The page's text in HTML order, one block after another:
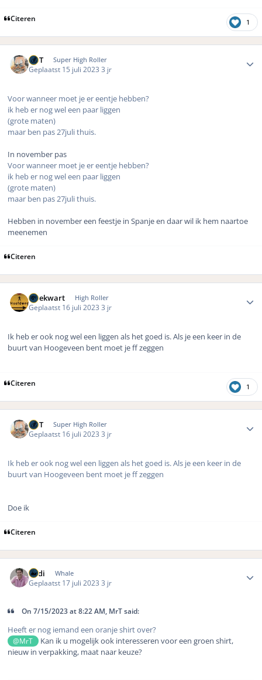
Citeren 1
MrT Super High Roller
Geplaatst 15 juli 2023 3 jr
Voor wanneer moet je er eentje hebben?
ik heb er nog wel een paar liggen
(grote maten)
maar ben pas 27juli thuis.
In november pas
Voor wanneer moet je er eentje hebben?
ik heb er nog wel een paar liggen
(grote maten)
maar ben pas 27juli thuis.
Hebben in november een feestje in Spanje en daar wil ik hem naartoe
meenemen
Citeren
driekwart High Roller
Geplaatst 16 juli 2023 3 jr
Ik heb er ook nog wel een liggen als het goed is. Als je een keer in de
buurt van Hoogeveen bent moet je ff zeggen
Citeren 1
MrT Super High Roller
Geplaatst 16 juli 2023 3 jr
Ik heb er ook nog wel een liggen als het goed is. Als je een keer in de
buurt van Hoogeveen bent moet je ff zeggen
Doe ik
Citeren
Rudi Whale
Geplaatst 17 juli 2023 3 jr
On 7/15/2023 at 8:22 AM, MrT said:
Heeft er nog iemand een oranje shirt over?
@MrT
Kan ik u mogelijk ook interesseren voor een groen shirt,
nieuw in verpakking, maat naar keuze?